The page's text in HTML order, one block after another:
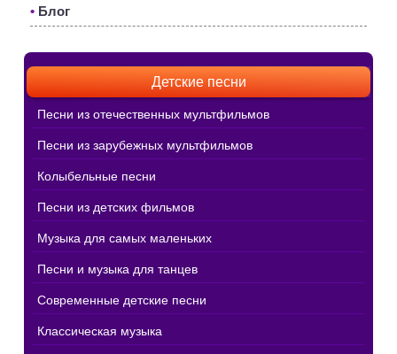
• Блог
Детские песни
Песни из отечественных мультфильмов
Песни из зарубежных мультфильмов
Колыбельные песни
Песни из детских фильмов
Музыка для самых маленьких
Песни и музыка для танцев
Современные детские песни
Классическая музыка